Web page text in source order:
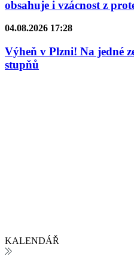
obsahuje i vzácnost z
04.08.2026 17:28
Výheň v Plzni! Na jedné
stupňů
KALENDÁŘ